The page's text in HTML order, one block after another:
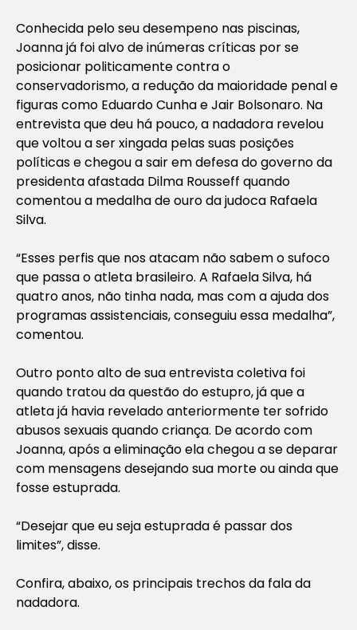
Conhecida pelo seu desempeno nas piscinas,
Joanna já foi alvo de inúmeras críticas por se
posicionar politicamente contra o
conservadorismo, a redução da maioridade penal e
figuras como Eduardo Cunha e Jair Bolsonaro. Na
entrevista que deu há pouco, a nadadora revelou
que voltou a ser xingada pelas suas posições
políticas e chegou a sair em defesa do governo da
presidenta afastada Dilma Rousseff quando
comentou a medalha de ouro da judoca Rafaela
Silva.
“Esses perfis que nos atacam não sabem o sufoco
que passa o atleta brasileiro. A Rafaela Silva, há
quatro anos, não tinha nada, mas com a ajuda dos
programas assistenciais, conseguiu essa medalha”,
comentou.
Outro ponto alto de sua entrevista coletiva foi
quando tratou da questão do estupro, já que a
atleta já havia revelado anteriormente ter sofrido
abusos sexuais quando criança. De acordo com
Joanna, após a eliminação ela chegou a se deparar
com mensagens desejando sua morte ou ainda que
fosse estuprada.
“Desejar que eu seja estuprada é passar dos
limites”, disse.
Confira, abaixo, os principais trechos da fala da
nadadora.